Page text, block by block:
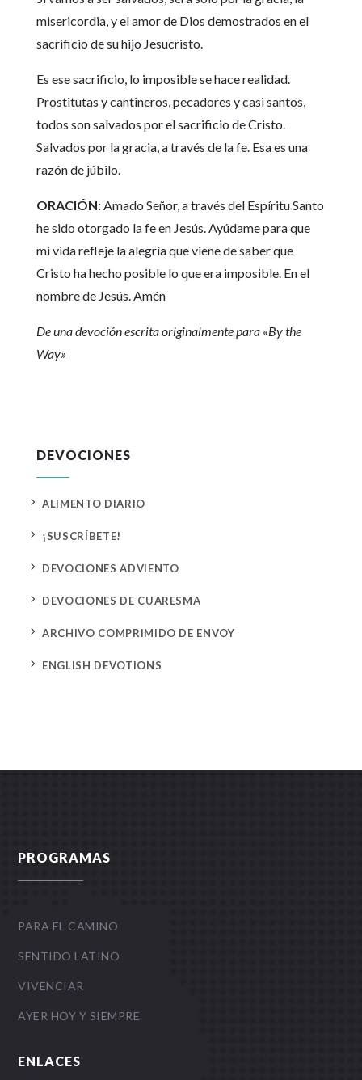
misericordia, y el amor de Dios demostrados en el
sacrificio de su hijo Jesucristo.
Es ese sacrificio, lo imposible se hace realidad.
Prostitutas y cantineros, pecadores y casi santos,
todos son salvados por el sacrificio de Cristo.
Salvados por la gracia, a través de la fe. Esa es una
razón de júbilo.
ORACIÓN:Amado Señor, a través del Espíritu Santo
he sido otorgado la fe en Jesús. Ayúdame para que
mi vida refleje la alegría que viene de saber que
Cristo ha hecho posible lo que era imposible. En el
nombre de Jesús. Amén
De una devoción escrita originalmente para «By the
Way»
DEVOCIONES
5 ALIMENTO DIARIO
5 ¡SUSCRÍBETE!
5 DEVOCIONES ADVIENTO
5 DEVOCIONES DE CUARESMA
5 ARCHIVO COMPRIMIDO DE ENVOY
5 ENGLISH DEVOTIONS
PROGRAMAS
PARA EL CAMINO
SENTIDO LATINO
VIVENCIAR
AYER HOY Y SIEMPRE
ENLACES